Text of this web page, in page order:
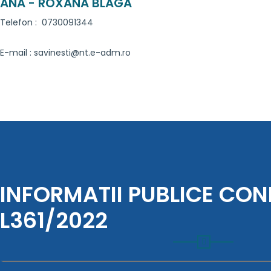
Telefon : 0730091344
E-mail : savinesti@nt.e-adm.ro
INFORMATII PUBLICE
L361/2022